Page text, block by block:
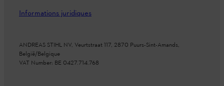
Informations juridiques
ANDREAS STIHL NV, Veurtstraat 117, 2870 Puurs-Sint-Amands,
België/Belgique
VAT Number: BE 0427.714.768